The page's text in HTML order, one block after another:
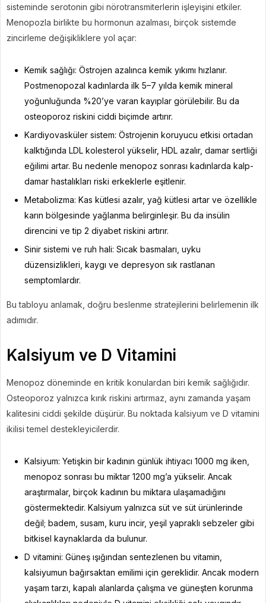
sisteminde serotonin gibi nörotransmiterlerin işleyişini etkiler.
Menopozla birlikte bu hormonun azalması, birçok sistemde
zincirleme değişikliklere yol açar:
Kemik sağlığı: Östrojen azalınca kemik yıkımı hızlanır.
Postmenopozal kadınlarda ilk 5–7 yılda kemik mineral
yoğunluğunda %20’ye varan kayıplar görülebilir. Bu da
osteoporoz riskini ciddi biçimde artırır.
Kardiyovasküler sistem: Östrojenin koruyucu etkisi ortadan
kalktığında LDL kolesterol yükselir, HDL azalır, damar sertliği
eğilimi artar. Bu nedenle menopoz sonrası kadınlarda kalp-
damar hastalıkları riski erkeklerle eşitlenir.
Metabolizma: Kas kütlesi azalır, yağ kütlesi artar ve özellikle
karın bölgesinde yağlanma belirginleşir. Bu da insülin
direncini ve tip 2 diyabet riskini artırır.
Sinir sistemi ve ruh hali: Sıcak basmaları, uyku
düzensizlikleri, kaygı ve depresyon sık rastlanan
semptomlardır.
Bu tabloyu anlamak, doğru beslenme stratejilerini belirlemenin ilk
adımıdır.
Kalsiyum ve D Vitamini
Menopoz döneminde en kritik konulardan biri kemik sağlığıdır.
Osteoporoz yalnızca kırık riskini artırmaz, aynı zamanda yaşam
kalitesini ciddi şekilde düşürür. Bu noktada kalsiyum ve D vitamini
ikilisi temel destekleyicilerdir.
Kalsiyum: Yetişkin bir kadının günlük ihtiyacı 1000 mg iken,
menopoz sonrası bu miktar 1200 mg’a yükselir. Ancak
araştırmalar, birçok kadının bu miktara ulaşamadığını
göstermektedir. Kalsiyum yalnızca süt ve süt ürünlerinde
değil; badem, susam, kuru incir, yeşil yapraklı sebzeler gibi
bitkisel kaynaklarda da bulunur.
D vitamini: Güneş ışığından sentezlenen bu vitamin,
kalsiyumun bağırsaktan emilimi için gereklidir. Ancak modern
yaşam tarzı, kapalı alanlarda çalışma ve güneşten korunma